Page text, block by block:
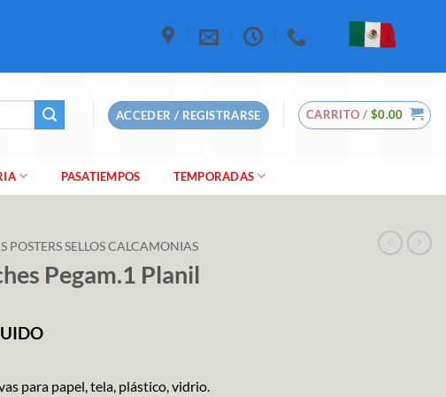
ACCEDER / REGISTRARSE CARRITO / $0.00
PASATIEMPOS TEMPORADAS
POSTERS SELLOS CALCAMONIAS
Pegam.1 Planil
para papel, tela, plástico, vidrio.